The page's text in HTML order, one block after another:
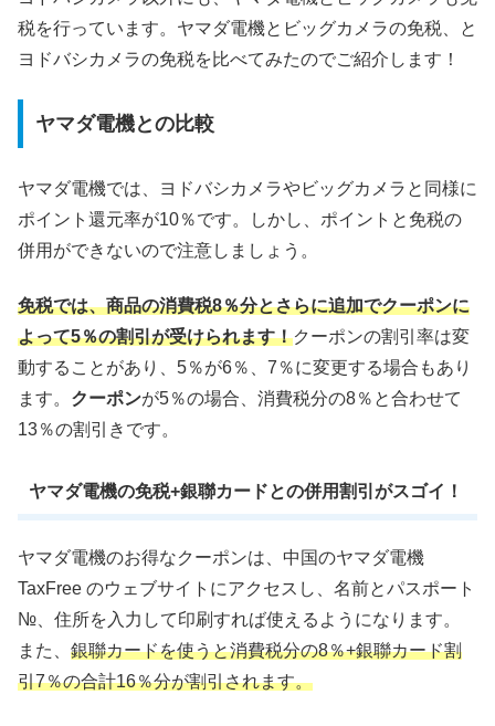
税を行っています。ヤマダ電機とビッグカメラの免税、と
ヨドバシカメラの免税を比べてみたのでご紹介します！
ヤマダ電機との比較
ヤマダ電機では、ヨドバシカメラやビッグカメラと同様に
ポイント還元率が10％です。しかし、ポイントと免税の
併用ができないので注意しましょう。
免税では、商品の消費税8％分とさらに追加でクーポンに
よって5％の割引が受けられます！クーポンの割引率は変
動することがあり、5％が6％、7％に変更する場合もあり
ます。 クーポンが5％の場合、消費税分の8％と合わせて
13％の割引きです。
ヤマダ電機の免税+銀聯カードとの併用割引がスゴイ！
ヤマダ電機のお得なクーポンは、中国のヤマダ電機
TaxFree のウェブサイトにアクセスし、名前とパスポート
№、住所を入力して印刷すれば使えるようになります。
また、 銀聯カードを使うと消費税分の8％+銀聯カード割
引7％の合計16％分が割引されます。